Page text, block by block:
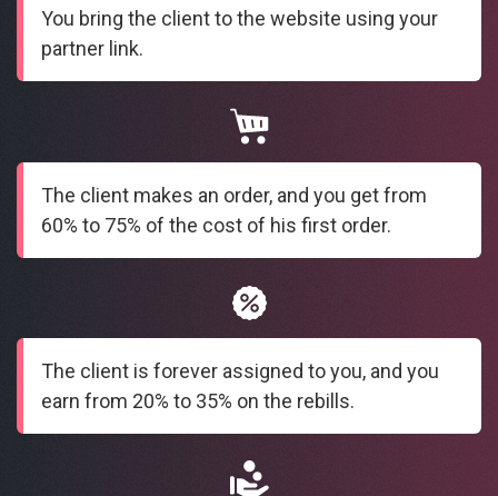
You bring the client to the website using your
partner link.
The client makes an order, and you get from
60% to 75% of the cost of his first order.
The client is forever assigned to you, and you
earn from 20% to 35% on the rebills.